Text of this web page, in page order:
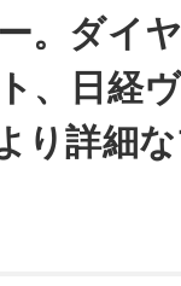
。ダイ
、日経
り詳細